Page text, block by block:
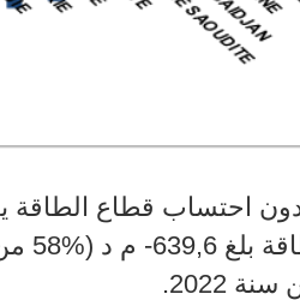
دون احتساب قطاع
بلغ 639,6- م د (58%
2022.